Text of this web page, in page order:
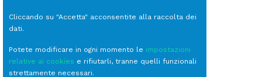
Cliccando su "Accetta" acconsentite alla raccolta dei
dati.
Potete modificare in ogni momento le impostazioni
relative ai cookies e rifiutarli, tranne quelli funzionali
strettamente necessari.